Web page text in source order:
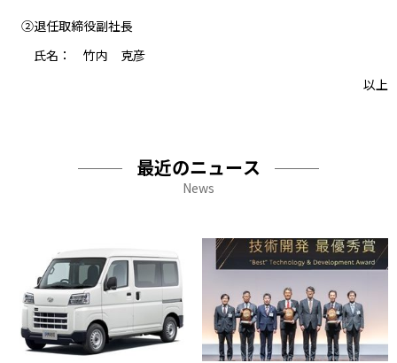
②退任取締役副社長
氏名： 竹内 克彦
以上
最近のニュース
News